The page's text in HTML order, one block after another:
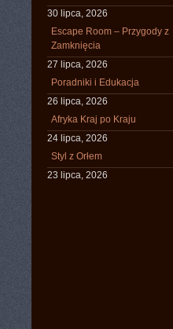
30 lipca, 2026
Escape Room – Przygody z
Zamknięcia
27 lipca, 2026
Poradniki i Edukacja
26 lipca, 2026
Afryka Kraj po Kraju
24 lipca, 2026
Styl z Orłem
23 lipca, 2026